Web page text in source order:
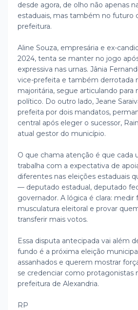
desde agora, de olho não apenas
estaduais, mas também no futuro
prefeitura.
Aline Souza, empresária e ex-
2024, tenta se manter no jogo
expressiva nas urnas. Jânia
vice-prefeita e também derrotada
majoritária, segue articulando para
político. Do outro lado, Jeane
prefeita por dois mandatos,
central após eleger o sucessor,
atual gestor do município.
O que chama atenção é que cada
trabalha com a expectativa de
diferentes nas eleições estaduais
— deputado estadual, deputado
governador. A lógica é clara: medir
musculatura eleitoral e provar
transferir mais votos.
Essa disputa antecipada vai além
fundo é a próxima eleição
assanhados e querem mostrar
se credenciar como protagonistas
prefeitura de Alexandria.
RP